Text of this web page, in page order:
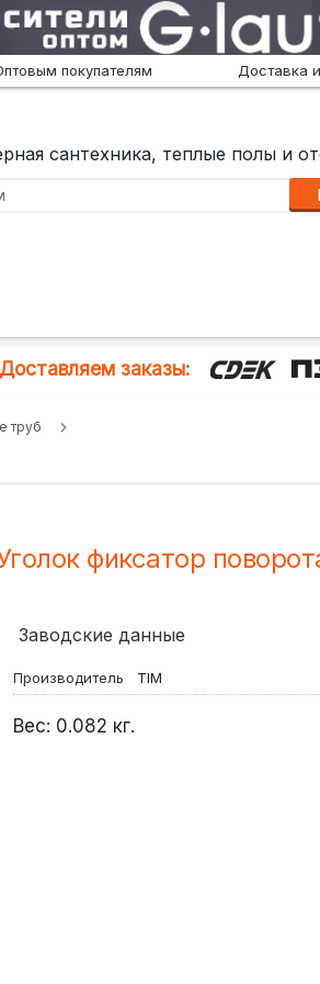
покупателям Доставка
сантехника, теплые полы и
Доставляем заказы:
труб
фиксатор
Заводские данные
Производитель TIM
Вес: 0.082 кг.